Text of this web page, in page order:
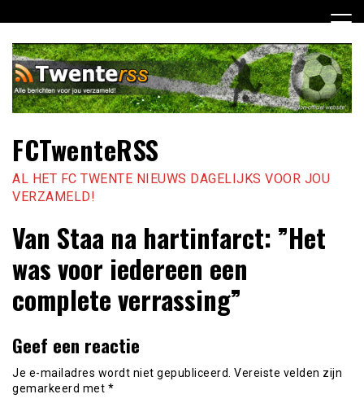
naar
inhoud
FCTwenteRSS
AL HET FC TWENTE NIEUWS DAGELIJKS VOOR JOU
VERZAMELD!
Van Staa na hartinfarct: ”Het
was voor iedereen een
complete verrassing”
Geef een reactie
Je e-mailadres wordt niet gepubliceerd. Vereiste velden zijn
gemarkeerd met *